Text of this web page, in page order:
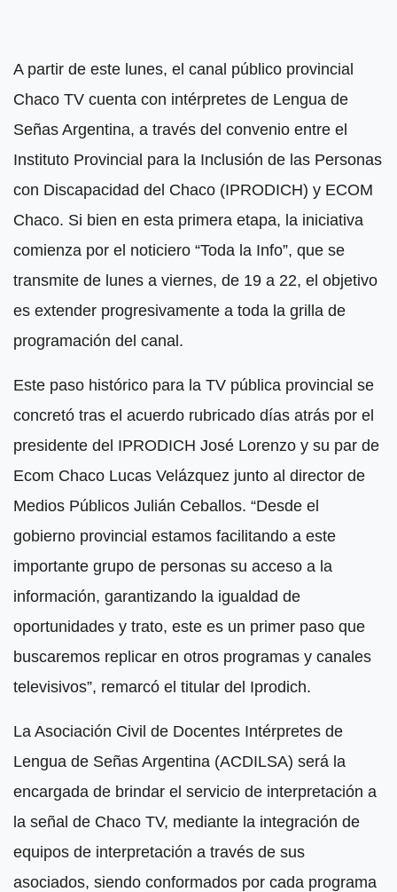
A partir de este lunes, el canal público provincial
Chaco TV cuenta con intérpretes de Lengua de
Señas Argentina, a través del convenio entre el
Instituto Provincial para la Inclusión de las Personas
con Discapacidad del Chaco (IPRODICH) y ECOM
Chaco. Si bien en esta primera etapa, la iniciativa
comienza por el noticiero “Toda la Info”, que se
transmite de lunes a viernes, de 19 a 22, el objetivo
es extender progresivamente a toda la grilla de
programación del canal.
Este paso histórico para la TV pública provincial se
concretó tras el acuerdo rubricado días atrás por el
presidente del IPRODICH José Lorenzo y su par de
Ecom Chaco Lucas Velázquez junto al director de
Medios Públicos Julián Ceballos. “Desde el
gobierno provincial estamos facilitando a este
importante grupo de personas su acceso a la
información, garantizando la igualdad de
oportunidades y trato, este es un primer paso que
buscaremos replicar en otros programas y canales
televisivos”, remarcó el titular del Iprodich.
La Asociación Civil de Docentes Intérpretes de
Lengua de Señas Argentina (ACDILSA) será la
encargada de brindar el servicio de interpretación a
la señal de Chaco TV, mediante la integración de
equipos de interpretación a través de sus
asociados, siendo conformados por cada programa